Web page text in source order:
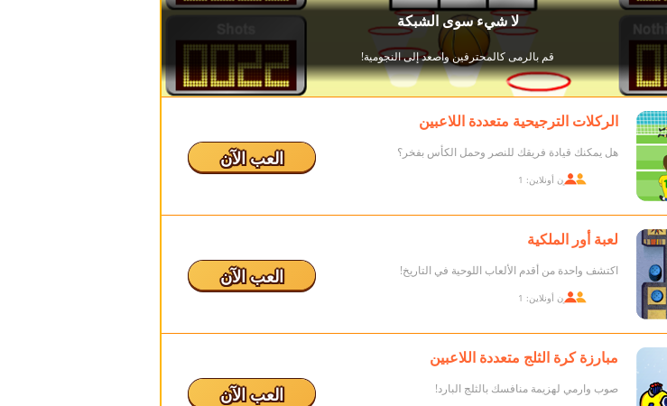
الركلات الترجيحية متعددة اللاعبين
هل يمكنك قيادة فريقك للنصر وحمل الكأس بفخر؟
اللاعبون أونلاين: 1
العب الآن
لعبة أور الملكية
اكتشف واحدة من أقدم الألعاب اللوحية في التاريخ!
اللاعبون أونلاين: 1
العب الآن
مبارزة كرة الثلج متعددة اللاعبين
صوب وارمي لهزيمة منافسك بالثلج البارد! العب الآن